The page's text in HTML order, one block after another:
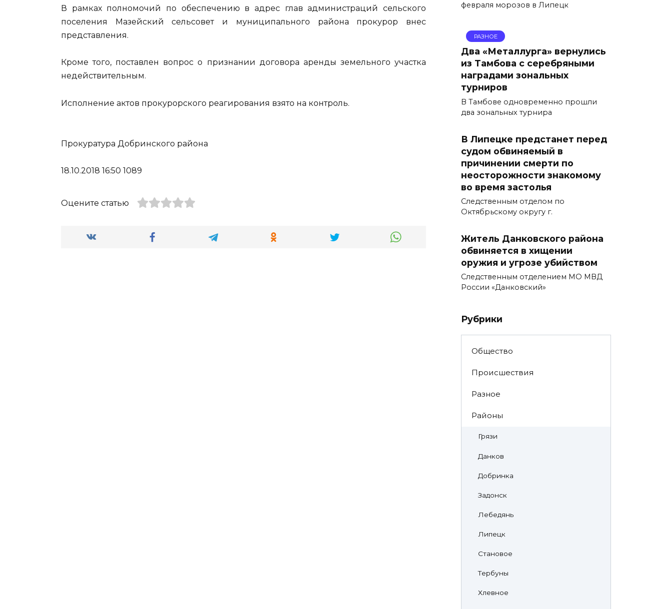
В рамках полномочий по обеспечению в адрес глав администраций сельского
поселения Мазейский сельсовет и муниципального района прокурор внес
представления.
Кроме того, поставлен вопрос о признании договора аренды земельного участка
недействительным.
Исполнение актов прокурорского реагирования взято на контроль.
Прокуратура Добринского района
18.10.2018 16:50 1089
Оцените статью
февраля морозов в Липецк
РАЗНОЕ
Два «Металлурга» вернулись
из Тамбова с серебряными
наградами зональных
турниров
В Тамбове одновременно прошли
два зональных турнира
В Липецке предстанет перед
судом обвиняемый в
причинении смерти по
неосторожности знакомому
во время застолья
Следственным отделом по
Октябрьскому округу г.
Житель Данковского района
обвиняется в хищении
оружия и угрозе убийством
Следственным отделением МО МВД
России «Данковский»
Рубрики
Общество
Происшествия
Разное
Районы
Грязи
Данков
Добринка
Задонск
Лебедянь
Липецк
Становое
Тербуны
Хлевное